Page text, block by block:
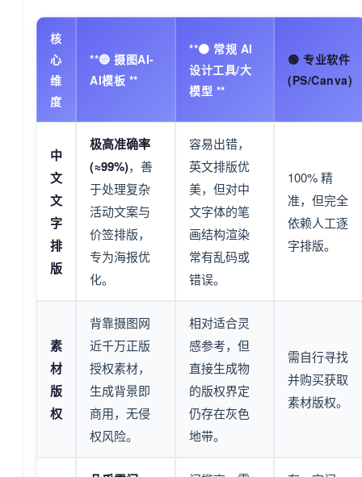
核
心
维
度
**🔵 摄图AI-
AI模板 **
**🟠 常规 AI
设计工具/大
模型 **
🟢 专业软件
(PS/Canva)
中
文
文
字
排
版
极高准确率
(≈99%)，善
于处理复杂
活动文案与
价签排版，
专为海报优
化。
容易出错，
英文排版优
美，但对中
文字体的笔
画结构渲染
常有乱码或
错误。
100% 精
准，但完全
依赖人工逐
字排版。
素
材
版
权
背靠摄图网
近千万正版
授权素材，
生成背景即
商用，无侵
权风险。
相对适合灵
感参考，但
直接生成物
的版权界定
仍存在灰色
地带。
需自行寻找
并购买获取
素材版权。